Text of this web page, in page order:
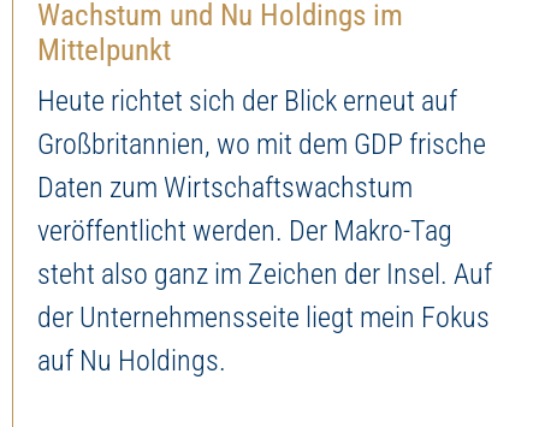
Wachstum und Nu Holdings im
Mittelpunkt
Heute richtet sich der Blick erneut auf
Großbritannien, wo mit dem GDP frische
Daten zum Wirtschaftswachstum
veröffentlicht werden. Der Makro-Tag
steht also ganz im Zeichen der Insel. Auf
der Unternehmensseite liegt mein Fokus
auf Nu Holdings.